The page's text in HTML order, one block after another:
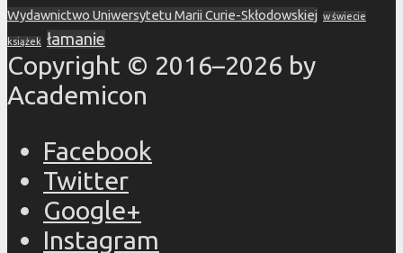
Wydawnictwo Uniwersytetu Marii Curie-Skłodowskiej w świecie
książek łamanie
Copyright © 2016–2026 by
Academicon
Facebook
Twitter
Google+
Instagram